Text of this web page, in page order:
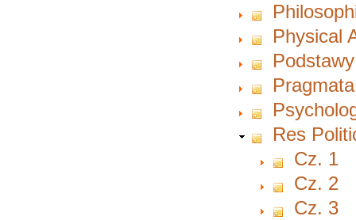
Physical
Res
Cz. 1
Cz. 2
Cz. 3